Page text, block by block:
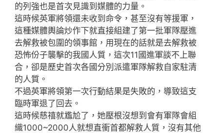
的列強也是首次見識到媒體的力量。
這時候英軍將領還未收到命令，甚至沒有等援軍，
這種媒體輿論炒作下就直接組建了第一批軍隊壓進
去解救被包圍的領事館，用現在的話就是去解救被
恐怖份子襲擊的我國人質，這次11國進軍談不上聯
合，卻是歷史首次各國分別派遣軍隊解救自家駐清
的人質。
不過英軍將領第一次行動結果是失敗的，導致這支
臨時軍退了回去。
這時候慈禧就尷尬了，她壓根沒想到會有軍隊會組
織1000~2000人就想直衝首都解救人質，沒有其他